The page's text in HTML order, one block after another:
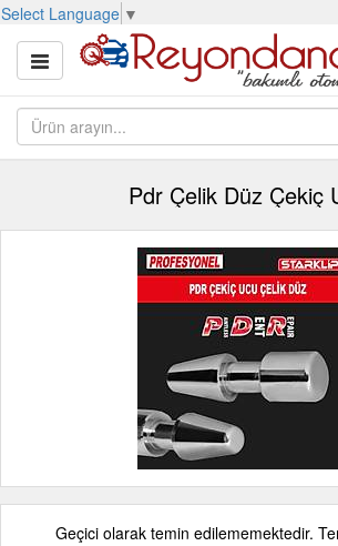
Select Language ▼
Pdr Çelik Düz Çekiç
Geçici olarak temin edilememektedir.